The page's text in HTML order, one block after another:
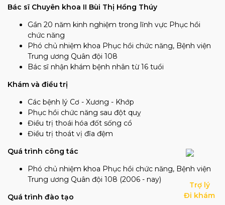
Bác sĩ Chuyên khoa II Bùi Thị Hồng Thúy
Gần 20 năm kinh nghiệm trong lĩnh vực Phục hồi
chức năng
Phó chủ nhiệm khoa Phục hồi chức năng, Bệnh viện
Trung ương Quân đội 108
Bác sĩ nhận khám bệnh nhân từ 16 tuổi
Khám và điều trị
Các bệnh lý Cơ - Xương - Khớp
Phục hồi chức năng sau đột quỵ
Điều trị thoái hóa đốt sống cổ
Điều trị thoát vị đĩa đệm
Quá trình công tác
Phó chủ nhiệm khoa Phục hồi chức năng, Bệnh viện
Trung ương Quân đội 108 (2006 - nay)
Quá trình đào tạo
Trợ lý
Đi khám